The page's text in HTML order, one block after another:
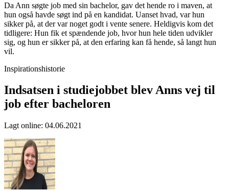
Da Ann søgte job med sin bachelor, gav det hende ro i maven, at
hun også havde søgt ind på en kandidat. Uanset hvad, var hun
sikker på, at der var noget godt i vente senere. Heldigvis kom det
tidligere: Hun fik et spændende job, hvor hun hele tiden udvikler
sig, og hun er sikker på, at den erfaring kan få hende, så langt hun
vil.
Inspirationshistorie
Indsatsen i studiejobbet blev Anns vej til
job efter bacheloren
Lagt online: 04.06.2021